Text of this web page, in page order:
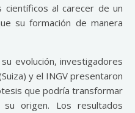
científicos al carecer de un
su formación de manera
evolución, investigadores
y el INGV presentaron
que podría transformar
origen. Los resultados